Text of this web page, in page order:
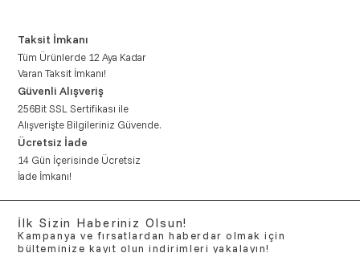
Taksit İmkanı
Tüm Ürünlerde 12 Aya Kadar
Varan Taksit İmkanı!
Güvenli Alışveriş
256Bit SSL Sertifikası ile
Alışverişte Bilgileriniz Güvende.
Ücretsiz İade
14 Gün İçerisinde Ücretsiz
İade İmkanı!
İlk Sizin Haberiniz Olsun!
Kampanya ve fırsatlardan haberdar olmak için
bülteminize kayıt olun indirimleri yakalayın!